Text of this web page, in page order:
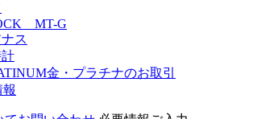
MT-G
ス
金・プラチナのお取引
報